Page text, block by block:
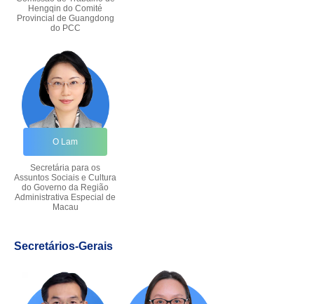
Hengqin do Comité
Provincial de Guangdong
do PCC
O Lam
Secretária para os
Assuntos Sociais e Cultura
do Governo da Região
Administrativa Especial de
Macau
Secretários-Gerais